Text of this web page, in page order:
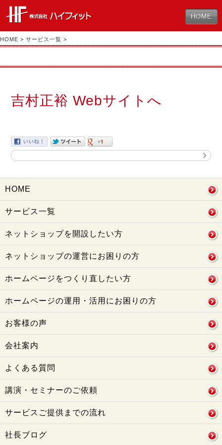
HOME
HOME > サービス一覧 >
吉村正裕 Webサイトへ
HOME
サービス一覧
ネットショップを開設したい方
ネットショップの運営にお困りの方
ホームページをつくり直したい方
ホームページの運用・活用にお困りの方
お客様の声
会社案内
よくある質問
講演・セミナーのご依頼
サービスご提供までの流れ
社長ブログ